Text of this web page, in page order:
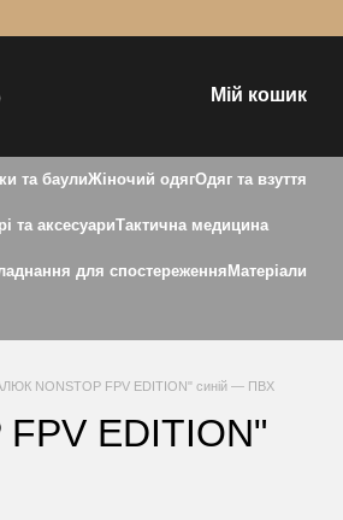
Мій кошик
та баулиЖіночий одягОдяг та взуття
та аксесуариТактична медицина
для спостереженняМатеріали
NONSTOP FPV EDITION" синій — ПВХ
EDITION"